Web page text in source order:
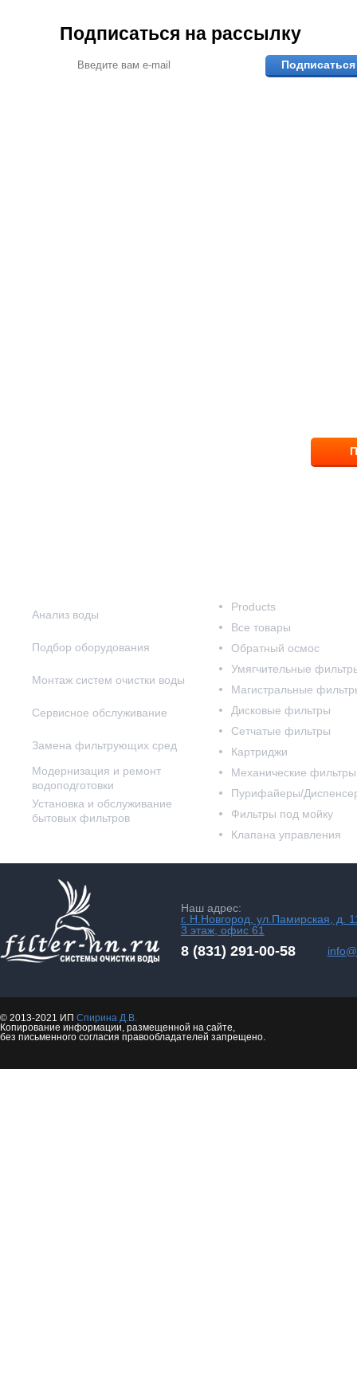
Подписаться на рассылку
Подписаться
Анализ воды
Подбор оборудования
Монтаж систем очистки воды
Сервисное обслуживание
Замена фильтрующих сред
Модернизация и ремонт
водоподготовки
Установка и обслуживание
бытовых фильтров
Products
Все товары
Обратный осмос
Умягчительные
Магистральные
Дисковые фильтры
Сетчатые фильтры
Картриджи
Механические фильтры
Пурифайеры/
Фильтры под мойку
Клапана управления
Наш адрес:
г. Н.Новгород, ул.Памирская, д.
3 этаж, офис 61
8 (831) 291-00-58
© 2013-2021 ИП Спирина Д.В.
Копирование информации, размещенной на сайте,
без письменного согласия правообладателей запрещено.